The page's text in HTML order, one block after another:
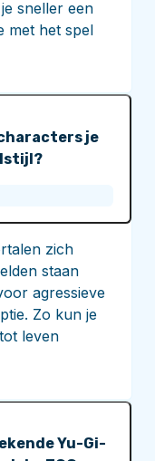
sneller een
met het spel
je
zich
staan
agressieve
Zo kun je
leven
Yu-Gi-